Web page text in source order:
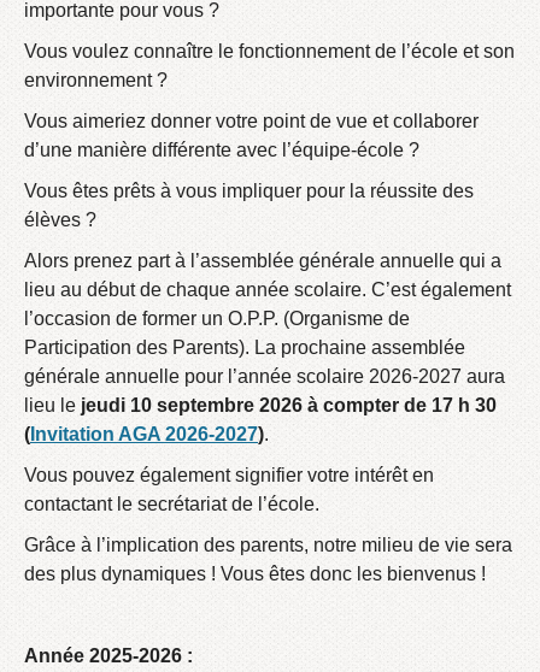
importante pour vous ?
Vous voulez connaître le fonctionnement de l’école et son
environnement ?
Vous aimeriez donner votre point de vue et collaborer
d’une manière différente avec l’équipe-école ?
Vous êtes prêts à vous impliquer pour la réussite des
élèves ?
Alors prenez part à l’assemblée générale annuelle qui a
lieu au début de chaque année scolaire. C’est également
l’occasion de former un O.P.P. (Organisme de
Participation des Parents). La prochaine assemblée
générale annuelle pour l’année scolaire 2026-2027 aura
lieu le jeudi 10 septembre 2026 à compter de 17 h 30
(Invitation AGA 2026-2027).
Vous pouvez également signifier votre intérêt en
contactant le secrétariat de l’école.
Grâce à l’implication des parents, notre milieu de vie sera
des plus dynamiques ! Vous êtes donc les bienvenus !
Année 2025-2026 :